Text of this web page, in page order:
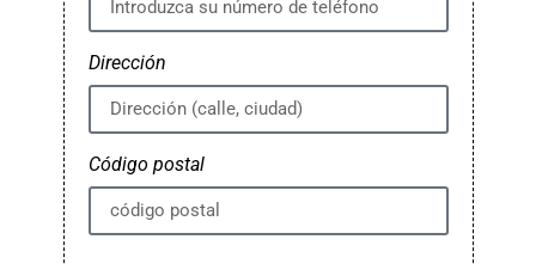
Dirección
Código postal